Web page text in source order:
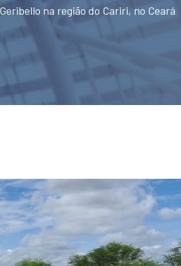
na região do Cariri, no Ceará